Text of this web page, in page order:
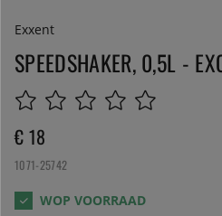
Exxent
SPEEDSHAKER, 0,5L -
€ 18
1071-25742